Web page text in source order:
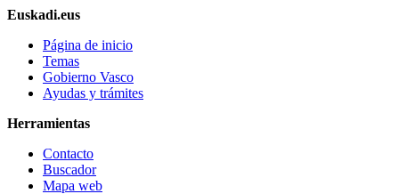
Euskadi.eus
Página de inicio
Temas
Gobierno Vasco
Ayudas y trámites
Herramientas
Contacto
Buscador
Mapa web